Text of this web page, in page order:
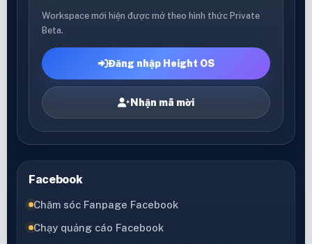
Workspace mới hiện được mở theo hình thức Private
Beta.
Đăng nhập Height OS
Nhận mã mời
Facebook
Chăm sóc Fanpage Facebook
Chạy quảng cáo Facebook